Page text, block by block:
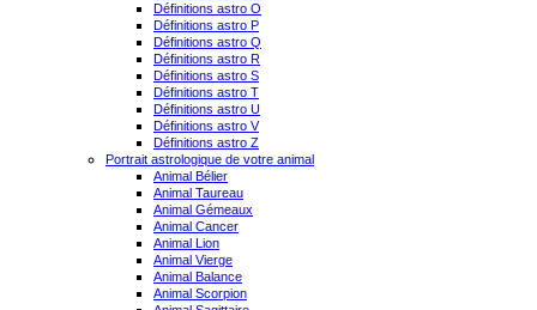
Définitions astro O
Définitions astro P
Définitions astro Q
Définitions astro R
Définitions astro S
Définitions astro T
Définitions astro U
Définitions astro V
Définitions astro Z
Portrait astrologique de votre animal
Animal Bélier
Animal Taureau
Animal Gémeaux
Animal Cancer
Animal Lion
Animal Vierge
Animal Balance
Animal Scorpion